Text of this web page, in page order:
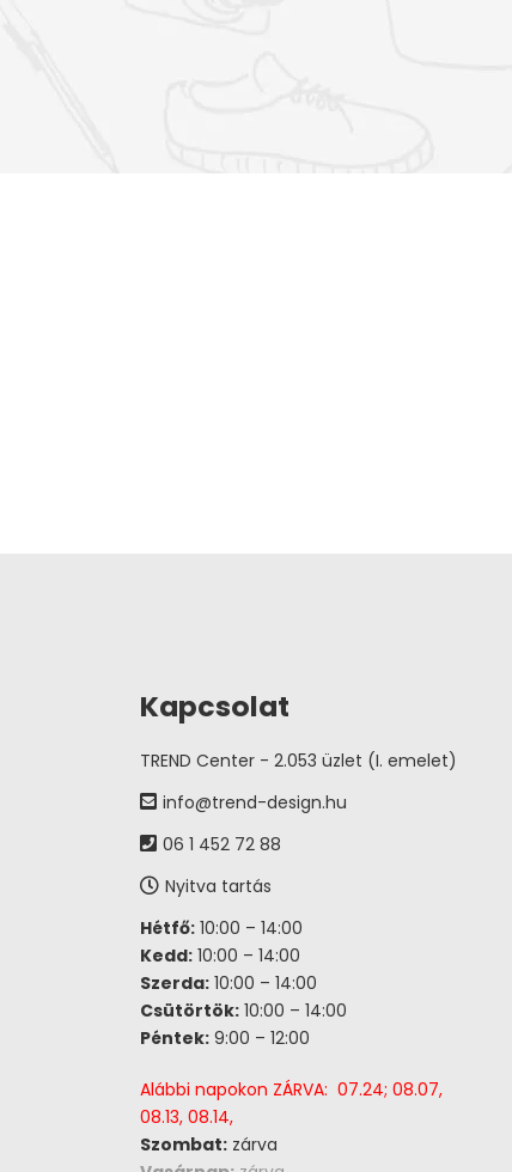
Kapcsolat
TREND Center - 2.053 üzlet (I. emelet)
info@trend-design.hu
06 1 452 72 88
Nyitva tartás
Hétfő: 10:00 – 14:00
Kedd: 10:00 – 14:00
Szerda: 10:00 – 14:00
Csütörtök: 10:00 – 14:00
Péntek: 9:00 – 12:00
Alábbi napokon ZÁRVA: 07.24; 08.07,
08.13, 08.14,
Szombat: zárva